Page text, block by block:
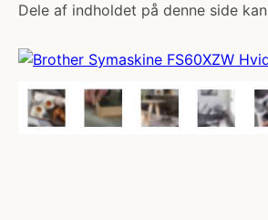
Dele af indholdet på denne side